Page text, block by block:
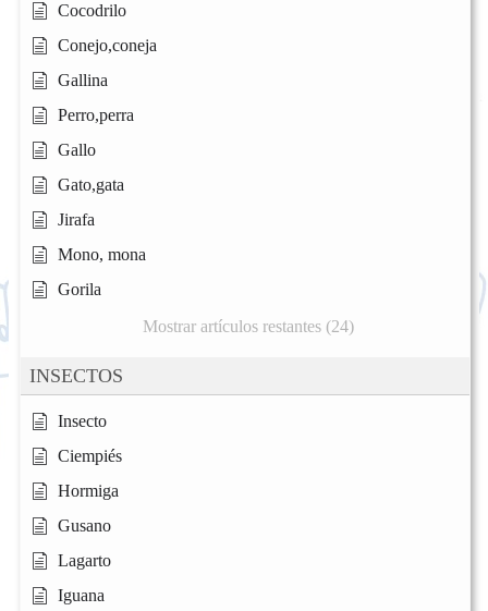
Cocodrilo
Conejo,coneja
Gallina
Perro,perra
Gallo
Gato,gata
Jirafa
Mono, mona
Gorila
Mostrar artículos restantes (24)
INSECTOS
Insecto
Ciempiés
Hormiga
Gusano
Lagarto
Iguana